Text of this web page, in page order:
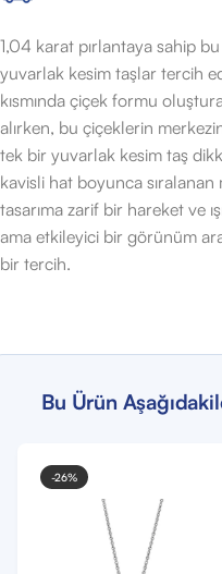
1,04 karat pırlantaya sahip
yuvarlak kesim taşlar tercih
kısmında çiçek formu
alırken, bu çiçeklerin
tek bir yuvarlak kesim taş
kavisli hat boyunca
tasarıma zarif bir hareket ve
ama etkileyici bir görünüm
bir tercih.
Bu Ürün
-26%